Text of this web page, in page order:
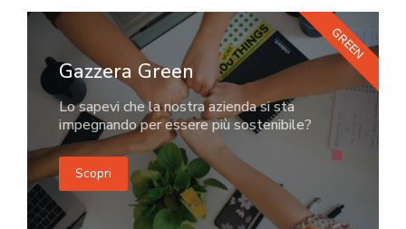
Gazzera Green
Lo sapevi che la nostra azienda si sta
impegnando per essere più sostenibile?
Scopri
GREEN